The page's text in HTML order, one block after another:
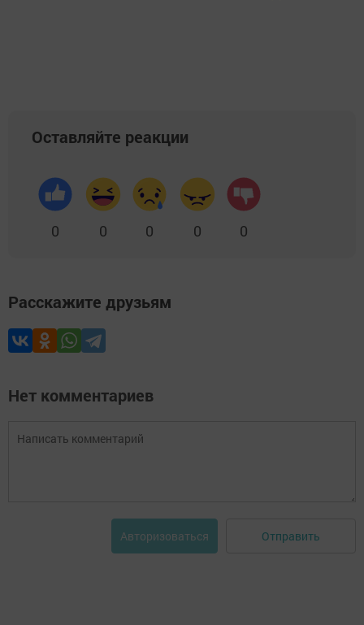
Оставляйте реакции
0 0 0 0 0
Расскажите друзьям
Нет комментариев
Авторизоваться Отправить